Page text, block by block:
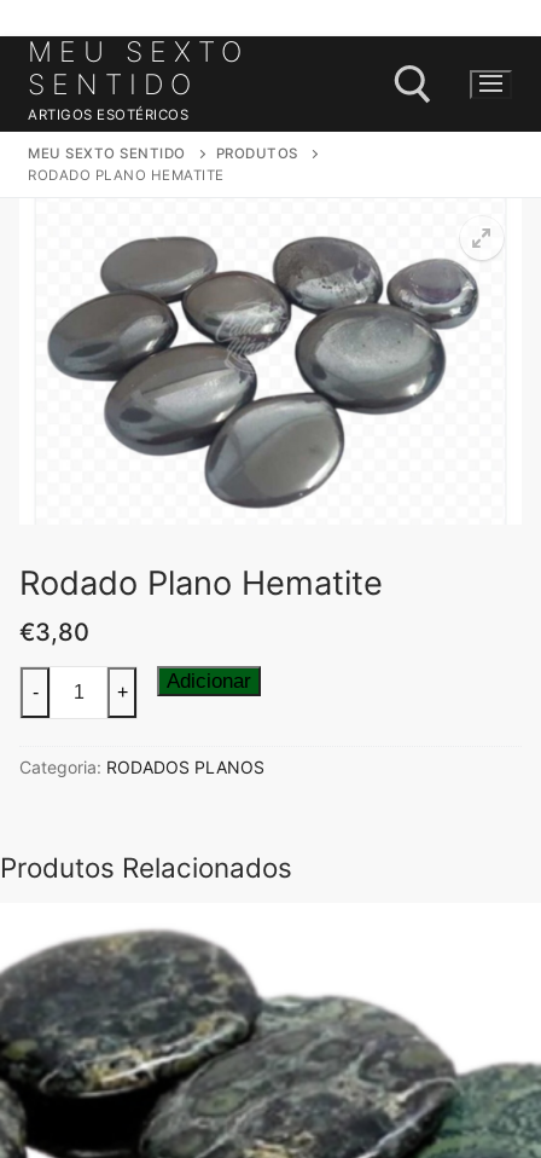
Saltar
para
conteúdo
MEU SEXTO
SENTIDO
ARTIGOS ESOTÉRICOS
MEU SEXTO SENTIDO
PRODUTOS
RODADO PLANO HEMATITE
Rodado Plano Hematite
€3,80
Quantidade
Plano
- + Adicionar
Categoria: RODADOS PLANOS
Produtos Relacionados